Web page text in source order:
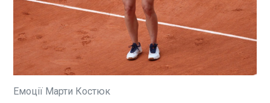
Bloomberg: Багатомільярдні виплати
нафтопереробним заводам вдарили по
доходах бюджету Росії
22:50:59
Емоції Марти Костюк